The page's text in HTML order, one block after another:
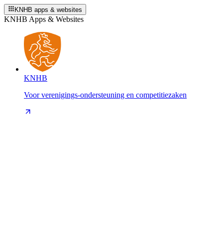
KNHB apps & websites
KNHB Apps & Websites
KNHB
Voor verenigings-ondersteuning en competitiezaken